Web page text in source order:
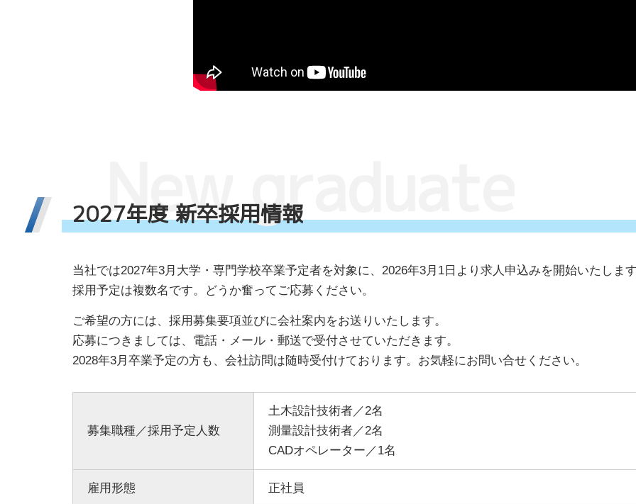
2027年度 新卒採用情報
Newgr
当社では2027年3月大学・専門学校卒業予定者を対象に、2026年3月1日より求人申込みを開始いたしま
採用予定は複数名です。どうか奮ってご応募ください。
ご希望の方には、採用募集要項並びに会社案内をお送りいたします。
応募につきましては、電話・メール・郵送で受付させていただきます。
2028年3月卒業予定の方も、会社訪問は随時受付けております。お気軽にお問い合せください。
募集職種／採用予定人数
土木設計技術者／2名
測量設計技術者／2名
CADオペレーター／1名
雇用形態 正社員